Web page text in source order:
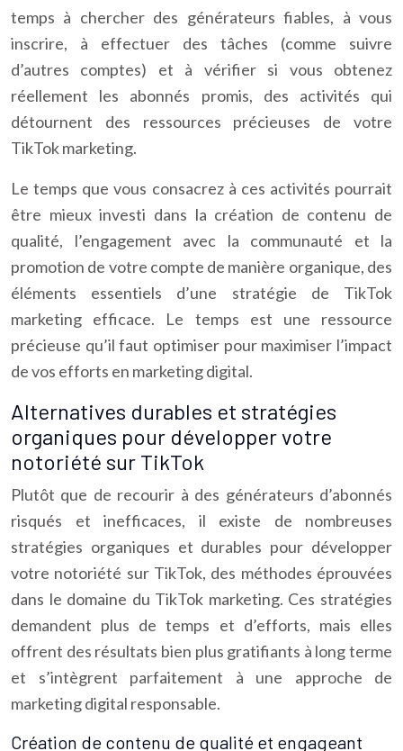
temps à chercher des générateurs fiables, à vous
inscrire, à effectuer des tâches (comme suivre
d’autres comptes) et à vérifier si vous obtenez
réellement les abonnés promis, des activités qui
détournent des ressources précieuses de votre
TikTok marketing.
Le temps que vous consacrez à ces activités pourrait
être mieux investi dans la création de contenu de
qualité, l’engagement avec la communauté et la
promotion de votre compte de manière organique, des
éléments essentiels d’une stratégie de TikTok
marketing efficace. Le temps est une ressource
précieuse qu’il faut optimiser pour maximiser l’impact
de vos efforts en marketing digital.
Alternatives durables et stratégies
organiques pour développer votre
notoriété sur TikTok
Plutôt que de recourir à des générateurs d’abonnés
risqués et inefficaces, il existe de nombreuses
stratégies organiques et durables pour développer
votre notoriété sur TikTok, des méthodes éprouvées
dans le domaine du TikTok marketing. Ces stratégies
demandent plus de temps et d’efforts, mais elles
offrent des résultats bien plus gratifiants à long terme
et s’intègrent parfaitement à une approche de
marketing digital responsable.
Création de contenu de qualité et engageant